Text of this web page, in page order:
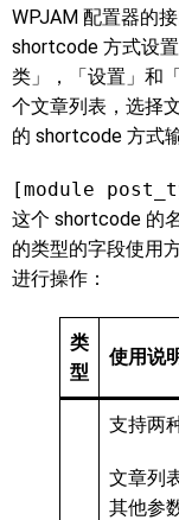
WPJAM 配置器的
shortcode 方式设
类」，「设置」和
个文章列表，选择
的 shortcode 方式
[module
这个 shortcode 的
的类型的字段使用
进行操作：
类
型
使用说
支持两
文章列
其他参